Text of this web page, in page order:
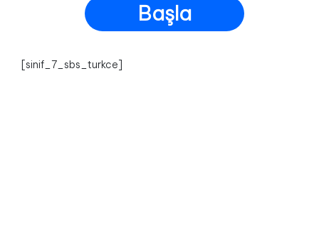
Başla
[sinif_7_sbs_turkce]